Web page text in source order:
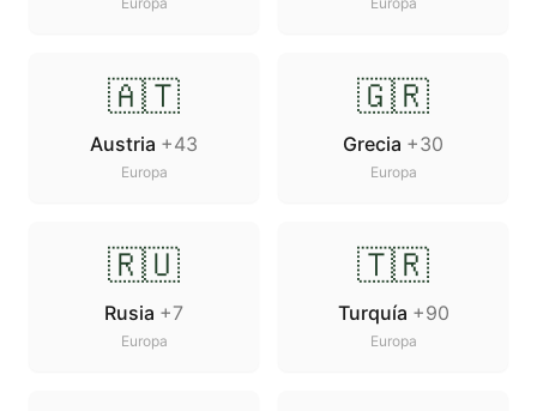
🇦🇹
Austria +43
Europa
🇬🇷
Grecia +30
Europa
🇷🇺
Rusia +7
Europa
🇹🇷
Turquía +90
Europa